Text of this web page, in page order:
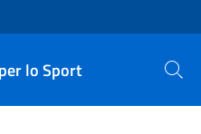
lo Sport Cerca